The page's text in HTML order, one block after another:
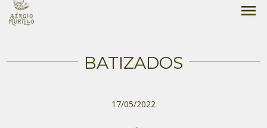
menu
BATIZADOS
17/05/2022